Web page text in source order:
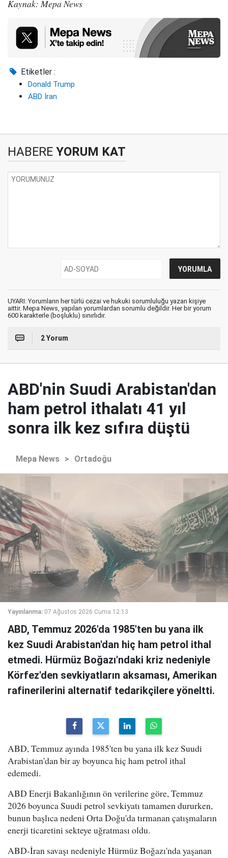
Kaynak: Mepa News
Etiketler :
Donald Trump
ABD İran
HABERE YORUM KAT
UYARI: Yorumların her türlü cezai ve hukuki sorumluluğu yazan kişiye
aittir. Mepa News, yapılan yorumlardan sorumlu değildir. Her bir yorum
600 karakterle (boşluklu) sınırlıdır.
2 Yorum
ABD'nin Suudi Arabistan'dan
ham petrol ithalatı 41 yıl
sonra ilk kez sıfıra düştü
Mepa News > Ortadoğu
Yayınlanma: 07 Ağustos 2026 Cuma 12:13
ABD, Temmuz 2026'da 1985'ten bu yana ilk
kez Suudi Arabistan'dan hiç ham petrol ithal
etmedi. Hürmüz Boğazı'ndaki kriz nedeniyle
Körfez'den sevkiyatların aksaması, Amerikan
rafinerilerini alternatif tedarikçilere yöneltti.
ABD, Temmuz ayında 1985'ten bu yana ilk kez Suudi
Arabistan'dan bir ay boyunca hiç ham petrol ithal
edemedi.
ABD Enerji Bakanlığının ön verilerine göre, Temmuz
2026 boyunca Suudi petrol sevkiyatı tamamen dururken,
bunun başlıca nedeni Orta Doğu'da tırmanan çatışmaların
enerji ticaretini sekteye uğratması oldu.
ABD-İran savaşı nedeniyle Hürmüz Boğazı'nda yaşanan